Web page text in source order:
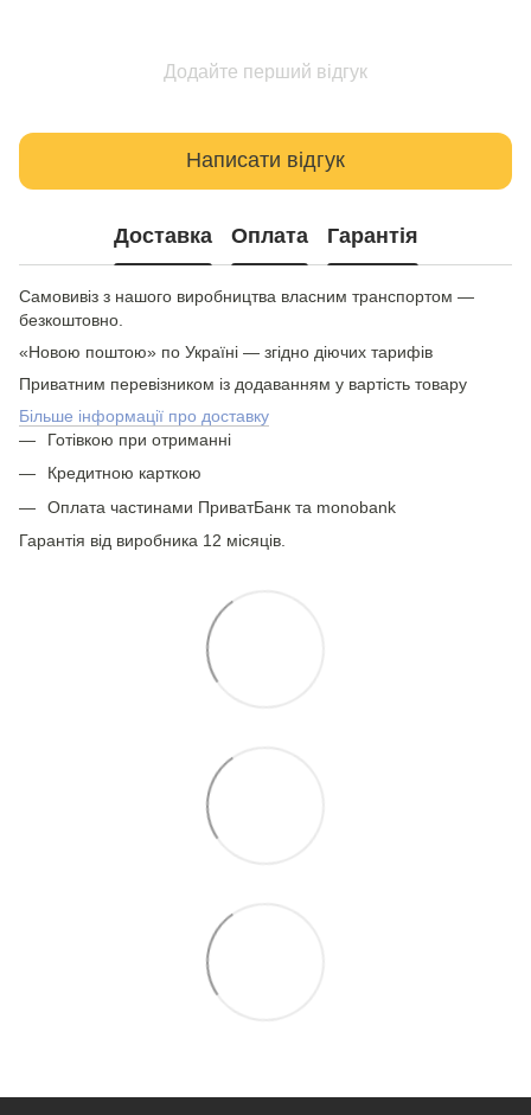
Додайте перший відгук
Написати відгук
Доставка Оплата Гарантія
Самовивіз з нашого виробництва власним транспортом —
безкоштовно.
«Новою поштою» по Україні — згідно діючих тарифів
Приватним перевізником із додаванням у вартість товару
Більше інформації про доставку
Готівкою при отриманні
Кредитною карткою
Оплата частинами ПриватБанк та monobank
Гарантія від виробника 12 місяців.